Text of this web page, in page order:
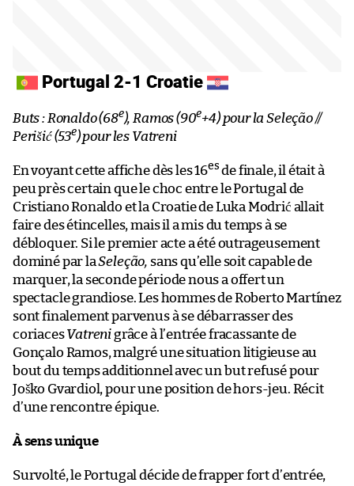
Portugal 2-1 Croatie
Buts : Ronaldo (68e), Ramos (90e+4) pour la Seleção //
Perišić (53e) pour les Vatreni
En voyant cette affiche dès les 16es de finale, il était à
peu près certain que le choc entre le Portugal de
Cristiano Ronaldo et la Croatie de Luka Modrić allait
faire des étincelles, mais il a mis du temps à se
débloquer. Si le premier acte a été outrageusement
dominé par laSeleção, sans qu’elle soit capable de
marquer, la seconde période nous a offert un
spectacle grandiose. Les hommes de Roberto Martínez
sont finalement parvenus à se débarrasser des
coriacesVatrenigrâce à l’entrée fracassante de
Gonçalo Ramos, malgré une situation litigieuse au
bout du temps additionnel avec un but refusé pour
Joško Gvardiol, pour une position de hors-jeu. Récit
d’une rencontre épique.
À sens unique
Survolté, le Portugal décide de frapper fort d’entrée,